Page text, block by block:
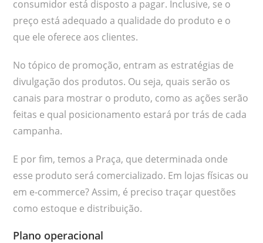
consumidor está disposto a pagar. Inclusive, se o
preço está adequado a qualidade do produto e o
que ele oferece aos clientes.
No tópico de promoção, entram as estratégias de
divulgação dos produtos. Ou seja, quais serão os
canais para mostrar o produto, como as ações serão
feitas e qual posicionamento estará por trás de cada
campanha.
E por fim, temos a Praça, que determinada onde
esse produto será comercializado. Em lojas físicas ou
em e-commerce? Assim, é preciso traçar questões
como estoque e distribuição.
Plano operacional